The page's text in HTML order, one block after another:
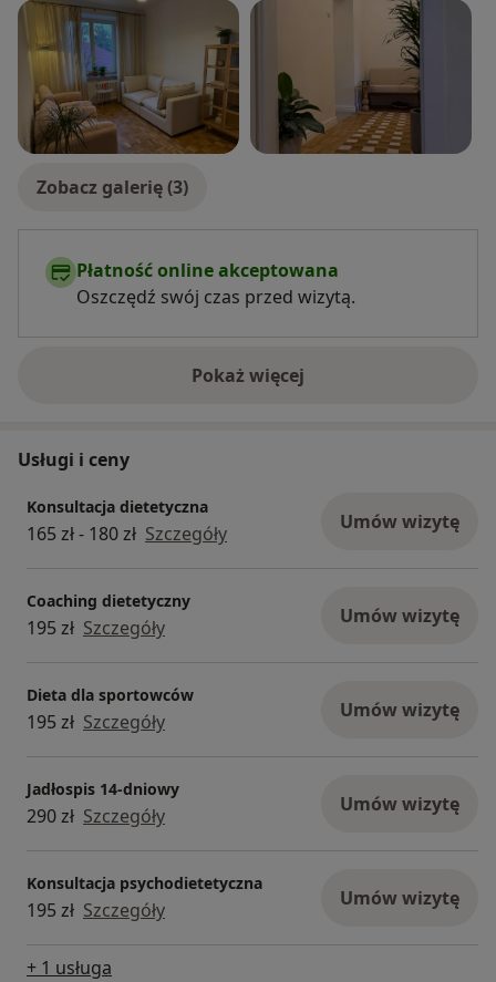
Zobacz galerię (3)
Płatność online akceptowana
Oszczędź swój czas przed wizytą.
Pokaż więcejo doświadczeniu
Usługi i ceny
Konsultacja dietetyczna
165 zł - 180 zł Szczegóły Umów wizytę
Coaching dietetyczny
195 zł Szczegóły Umów wizytę
Dieta dla sportowców
195 zł Szczegóły Umów wizytę
Jadłospis 14-dniowy
290 zł Szczegóły Umów wizytę
Konsultacja psychodietetyczna
195 zł Szczegóły Umów wizytę
+ 1 usługa